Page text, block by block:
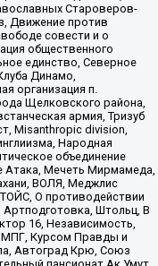
Староверов-
Движение против
совести и о
общественного
единство, Северное
Динамо,
организация п.
Щелковского района,
армия, Тризуб
Misanthropic division,
Народная
объединение
Атака, Мечеть Мирмамеда,
ВОЛЯ, Меджлис
О противодействии
Штольц, В
16, Независимость,
МПГ, Курсом Правды и
Автоград Крю, Союз